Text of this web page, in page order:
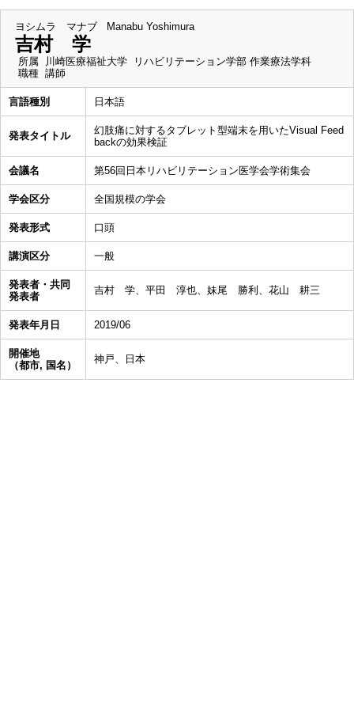
ヨシムラ マナブ Manabu Yoshimura
吉村 学
所属
川崎医療福祉大学 リハビリテーション学部 作業療法学科
職種 講師
言語種別 日本語
発表タイトル
幻肢痛に対するタブレット型端末を用いたVisual Feed
backの効果検証
会議名 第56回日本リハビリテーション医学会学術集会
学会区分 全国規模の学会
発表形式 口頭
講演区分 一般
発表者・共同
発表者
吉村 学、平田 淳也、妹尾 勝利、花山 耕三
発表年月日 2019/06
開催地
（都市, 国名）
神戸、日本